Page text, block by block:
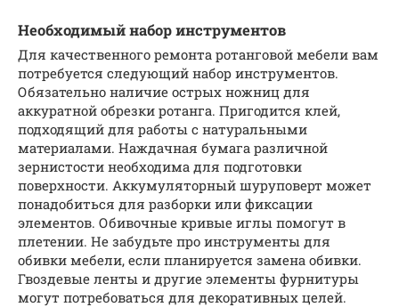
Необходимый набор инструментов
Для качественного ремонта ротанговой мебели вам
потребуется следующий набор инструментов.
Обязательно наличие острых ножниц для
аккуратной обрезки ротанга. Пригодится клей,
подходящий для работы с натуральными
материалами. Наждачная бумага различной
зернистости необходима для подготовки
поверхности. Аккумуляторный шуруповерт может
понадобиться для разборки или фиксации
элементов. Обивочные кривые иглы помогут в
плетении. Не забудьте про инструменты для
обивки мебели, если планируется замена обивки.
Гвоздевые ленты и другие элементы фурнитуры
могут потребоваться для декоративных целей.